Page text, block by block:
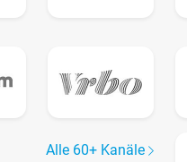
Alle 60+ Kanäle